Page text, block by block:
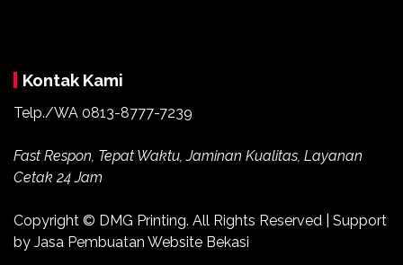
Kontak Kami
Telp./WA 0813-8777-7239
Fast Respon, Tepat Waktu, Jaminan Kualitas, Layanan
Cetak 24 Jam
Copyright © DMG Printing. All Rights Reserved | Support
by Jasa Pembuatan Website Bekasi